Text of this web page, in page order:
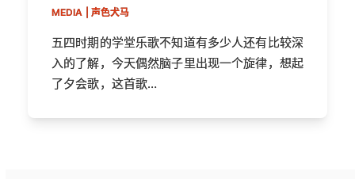
MEDIA | 声色犬马
五四时期的学堂乐歌不知道有多少人还有比较深
入的了解，今天偶然脑子里出现一个旋律，想起
了夕会歌，这首歌…